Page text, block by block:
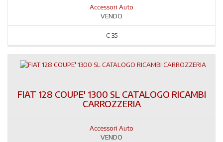
Accessori Auto
VENDO
€35
FIAT 128 COUPE' 1300 SL CATALOGO RICAMBI
CARROZZERIA
Accessori Auto
VENDO